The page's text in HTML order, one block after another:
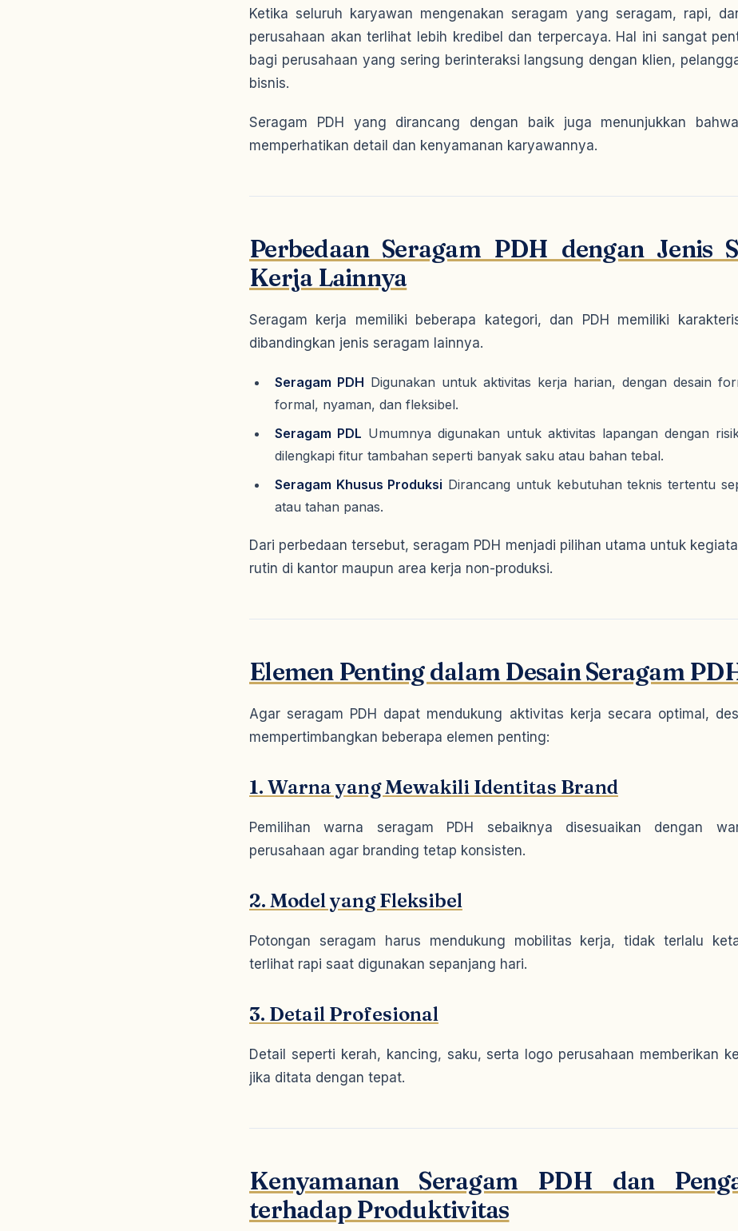
Ketika seluruh karyawan mengenakan seragam yang seragam, rapi,
perusahaan akan terlihat lebih kredibel dan terpercaya. Hal ini sangat
bagi perusahaan yang sering berinteraksi langsung dengan klien,
bisnis.
Seragam PDH yang dirancang dengan baik juga menunjukkan
memperhatikan detail dan kenyamanan karyawannya.
Perbedaan Seragam PDH dengan Jenis
Kerja Lainnya
Seragam kerja memiliki beberapa kategori, dan PDH memiliki
dibandingkan jenis seragam lainnya.
Seragam PDH Digunakan untuk aktivitas kerja harian, dengan desain
formal, nyaman, dan fleksibel.
Seragam PDL Umumnya digunakan untuk aktivitas lapangan dengan
dilengkapi fitur tambahan seperti banyak saku atau bahan tebal.
Seragam Khusus Produksi Dirancang untuk kebutuhan teknis tertentu
atau tahan panas.
Dari perbedaan tersebut, seragam PDH menjadi pilihan utama untuk
rutin di kantor maupun area kerja non-produksi.
Elemen Penting dalam Desain Seragam
Agar seragam PDH dapat mendukung aktivitas kerja secara optimal,
mempertimbangkan beberapa elemen penting:
1. Warna yang Mewakili Identitas Brand
Pemilihan warna seragam PDH sebaiknya disesuaikan dengan
perusahaan agar branding tetap konsisten.
2. Model yang Fleksibel
Potongan seragam harus mendukung mobilitas kerja, tidak terlalu
terlihat rapi saat digunakan sepanjang hari.
3. Detail Profesional
Detail seperti kerah, kancing, saku, serta logo perusahaan memberikan
jika ditata dengan tepat.
Kenyamanan Seragam PDH dan
terhadap Produktivitas